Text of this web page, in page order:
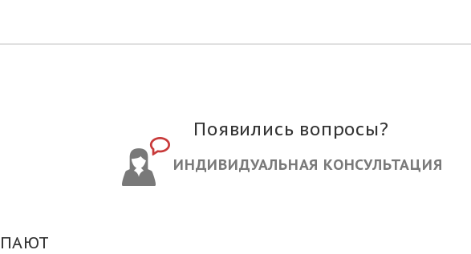
Появились вопросы?
ИНДИВИДУАЛЬНАЯ КОНСУЛЬТАЦИЯ